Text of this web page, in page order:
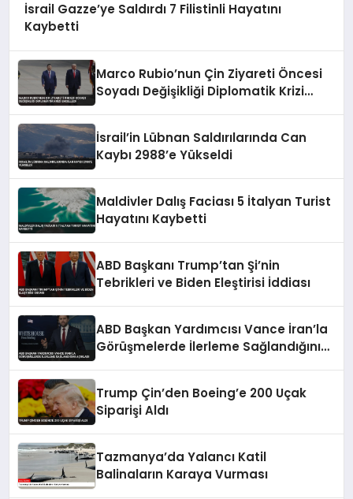
İsrail Gazze’ye Saldırdı 7 Filistinli Hayatını
Kaybetti
Marco Rubio’nun Çin Ziyareti Öncesi
Soyadı Değişikliği Diplomatik Krizi
İsrail’in Lübnan Saldırılarında Can
Kaybı 2988’e Yükseldi
Maldivler Dalış Faciası 5 İtalyan Turist
Hayatını Kaybetti
ABD Başkanı Trump’tan Şi’nin
Tebrikleri ve Biden Eleştirisi İddiası
ABD Başkan Yardımcısı Vance İran’la
Görüşmelerde İlerleme Sağlandığını
Trump Çin’den Boeing’e 200 Uçak
Siparişi Aldı
Tazmanya’da Yalancı Katil
Balinaların Karaya Vurması